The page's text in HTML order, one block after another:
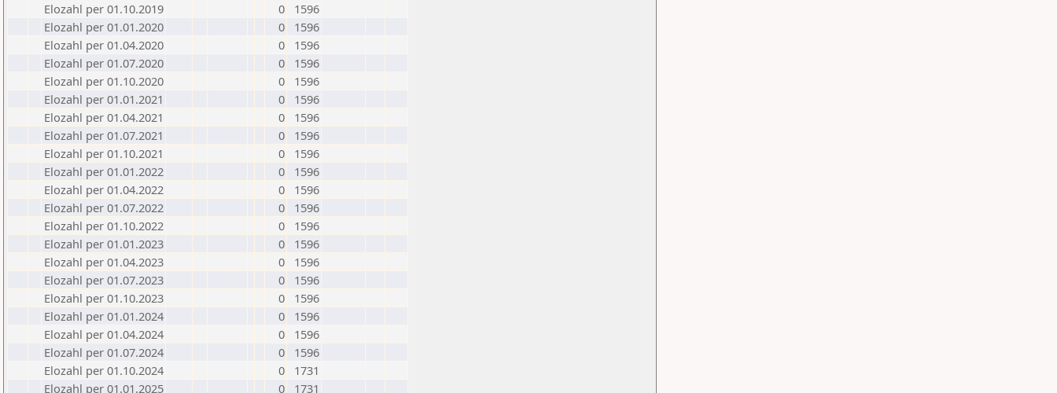
Elozahl per 01.10.2019
0
1596
Elozahl per 01.01.2020
0
1596
Elozahl per 01.04.2020
0
1596
Elozahl per 01.07.2020
0
1596
Elozahl per 01.10.2020
0
1596
Elozahl per 01.01.2021
0
1596
Elozahl per 01.04.2021
0
1596
Elozahl per 01.07.2021
0
1596
Elozahl per 01.10.2021
0
1596
Elozahl per 01.01.2022
0
1596
Elozahl per 01.04.2022
0
1596
Elozahl per 01.07.2022
0
1596
Elozahl per 01.10.2022
0
1596
Elozahl per 01.01.2023
0
1596
Elozahl per 01.04.2023
0
1596
Elozahl per 01.07.2023
0
1596
Elozahl per 01.10.2023
0
1596
Elozahl per 01.01.2024
0
1596
Elozahl per 01.04.2024
0
1596
Elozahl per 01.07.2024
0
1596
Elozahl per 01.10.2024
0
1731
Elozahl per 01.01.2025
0
1731